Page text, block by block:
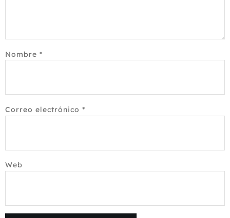
Nombre *
Correo electrónico *
Web